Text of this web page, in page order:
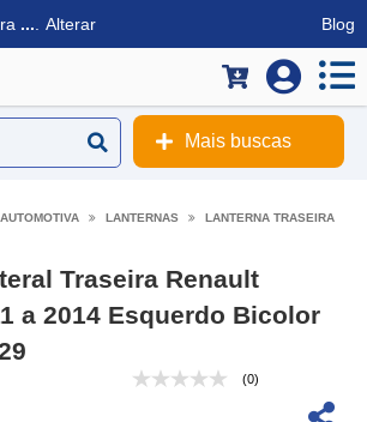
... Alterar Blog
Mais buscas
LANTERNAS LANTERNA TRASEIRA
Traseira Renault
a 2014 Esquerdo Bicolor
(0)